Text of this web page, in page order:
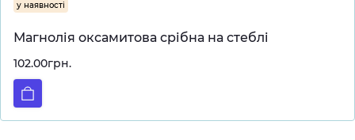
у наявності
Магнолія оксамитова срібна на стеблі
102.00грн.